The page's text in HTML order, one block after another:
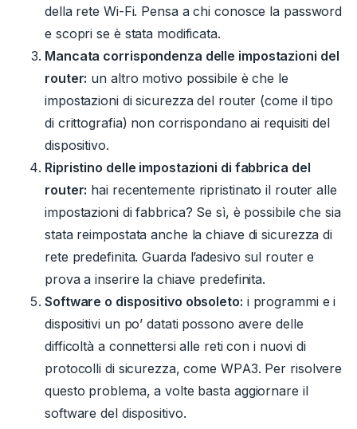
della rete Wi-Fi. Pensa a chi conosce la password
e scopri se è stata modificata.
Mancata corrispondenza delle impostazioni del
router: un altro motivo possibile è che le
impostazioni di sicurezza del router (come il tipo
di crittografia) non corrispondano ai requisiti del
dispositivo.
Ripristino delle impostazioni di fabbrica del
router: hai recentemente ripristinato il router alle
impostazioni di fabbrica? Se sì, è possibile che sia
stata reimpostata anche la chiave di sicurezza di
rete predefinita. Guarda l’adesivo sul router e
prova a inserire la chiave predefinita.
Software o dispositivo obsoleto: i programmi e i
dispositivi un po’ datati possono avere delle
difficoltà a connettersi alle reti con i nuovi di
protocolli di sicurezza, come WPA3. Per risolvere
questo problema, a volte basta aggiornare il
software del dispositivo.